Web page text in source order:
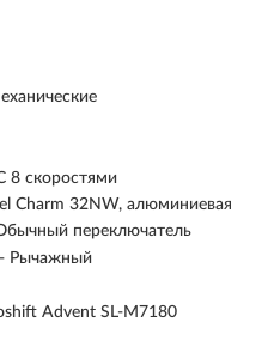
8 скоростями
Charm 32NW, алюминиевая
переключатель
- Рычажный
Advent SL-M7180